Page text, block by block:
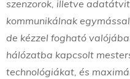
szenzorok, illetve
kommunikálnak
de kézzel fogható
hálózatba kapcsolt
technológiákat, és